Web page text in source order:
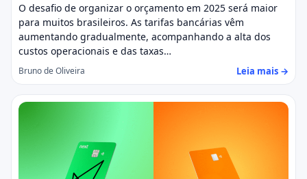
O desafio de organizar o orçamento em 2025 será maior
para muitos brasileiros. As tarifas bancárias vêm
aumentando gradualmente, acompanhando a alta dos
custos operacionais e das taxas…
Bruno de Oliveira Leia mais →